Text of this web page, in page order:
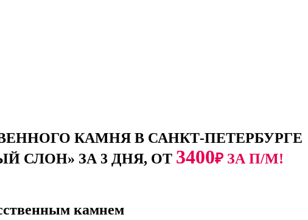
КАМНЯ В САНКТ-ПЕТЕРБУРГЕ
СЛОН» ЗА 3 ДНЯ, ОТ 3400₽ ЗА П/М!
камнем